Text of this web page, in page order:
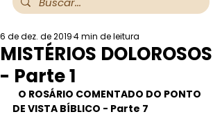
MISTÉRIOS DOLOROSOS
- Parte 1
6 de dez. de 20194 min de leitura
O ROSÁRIO COMENTADO DO PONTO
DE VISTA BÍBLICO - Parte 7